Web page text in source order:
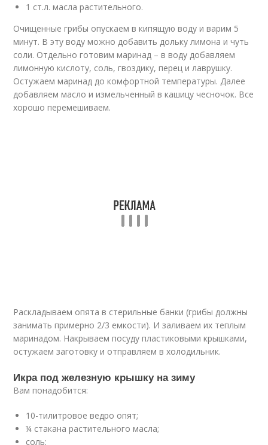
1 ст.л. масла растительного.
Очищенные грибы опускаем в кипящую воду и варим 5
минут. В эту воду можно добавить дольку лимона и чуть
соли. Отдельно готовим маринад – в воду добавляем
лимонную кислоту, соль, гвоздику, перец и лаврушку.
Остужаем маринад до комфортной температуры. Далее
добавляем масло и измельченный в кашицу чесночок. Все
хорошо перемешиваем.
Раскладываем опята в стерильные банки (грибы должны
занимать примерно 2/3 емкости). И заливаем их теплым
маринадом. Накрываем посуду пластиковыми крышками,
остужаем заготовку и отправляем в холодильник.
Икра под железную крышку на зиму
Вам понадобится:
10-тилитровое ведро опят;
¼ стакана растительного масла;
соль;